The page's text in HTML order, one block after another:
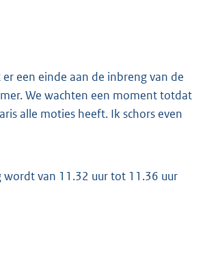
een einde aan de inbreng van de
We wachten een moment totdat
alle moties heeft. Ik schors even
wordt van 11.32 uur tot 11.36 uur